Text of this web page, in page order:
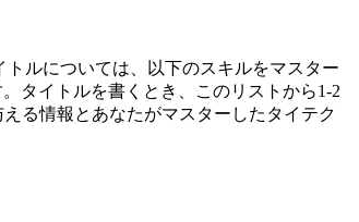
トルについては、以下のスキルをマスター
タイトルを書くとき、このリストから1-2
る情報とあなたがマスターしたタイテク